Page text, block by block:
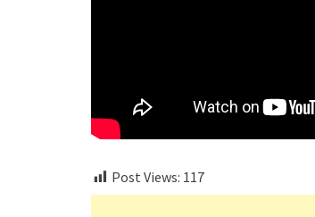
Post Views: 117